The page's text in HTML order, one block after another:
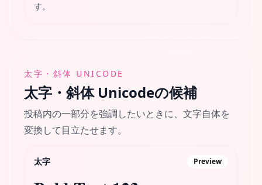
す。
太字・斜体 UNICODE
太字・斜体 Unicodeの候補
投稿内の一部分を強調したいときに、文字自体を
変換して目立たせます。
太字 Preview